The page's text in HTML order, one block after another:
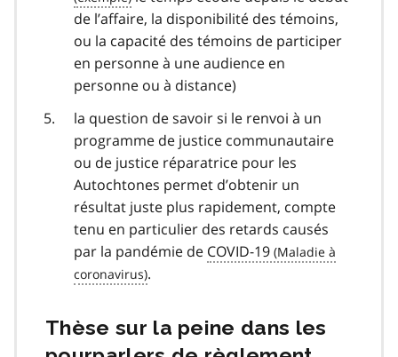
de l’affaire, la disponibilité des témoins,
ou la capacité des témoins de participer
en personne à une audience en
personne ou à distance)
la question de savoir si le renvoi à un
programme de justice communautaire
ou de justice réparatrice pour les
Autochtones permet d’obtenir un
résultat juste plus rapidement, compte
tenu en particulier des retards causés
par la pandémie de COVID-19
covid
.
Thèse sur la peine dans les